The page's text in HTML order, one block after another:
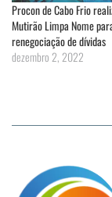
Procon de Cabo Frio
Mutirão Limpa Nome
renegociação de dívidas
dezembro 2, 2022